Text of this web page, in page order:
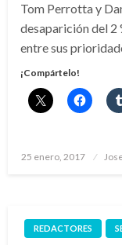
Tom Perrotta y
desaparición del 2
entre sus
¡Compártelo!
Publicado
25 enero, 2017
REDACTORES